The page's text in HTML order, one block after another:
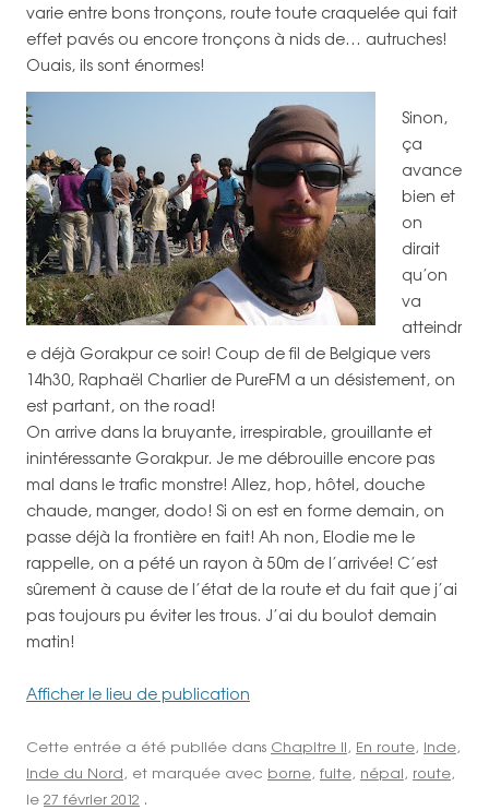
varie entre bons tronçons, route toute craquelée qui fait
effet pavés ou encore tronçons à nids de… autruches!
Ouais, ils sont énormes!
Sinon,
ça
avance
bien et
on
dirait
qu’on
va
atteindr
e déjà Gorakpur ce soir! Coup de fil de Belgique vers
14h30, Raphaël Charlier de PureFM a un désistement, on
est partant, on the road!
On arrive dans la bruyante, irrespirable, grouillante et
inintéressante Gorakpur. Je me débrouille encore pas
mal dans le trafic monstre! Allez, hop, hôtel, douche
chaude, manger, dodo! Si on est en forme demain, on
passe déjà la frontière en fait! Ah non, Elodie me le
rappelle, on a pété un rayon à 50m de l’arrivée! C’est
sûrement à cause de l’état de la route et du fait que j’ai
pas toujours pu éviter les trous. J’ai du boulot demain
matin!
Afficher le lieu de publication
Cette entrée a été publiée dans Chapitre II, En route, Inde,
Inde du Nord, et marquée avec borne, fuite, népal, route,
le 27 février 2012 .